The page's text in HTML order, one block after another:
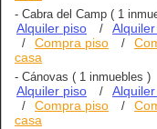
- Cabra del Camp ( 1
Alquiler piso /
/ Compra piso /
casa
- Cánovas ( 1 inmuebles )
Alquiler piso /
/ Compra piso /
casa